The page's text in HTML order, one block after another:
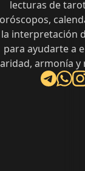
lecturas de
la interpretación
para ayudarte a
armonía y